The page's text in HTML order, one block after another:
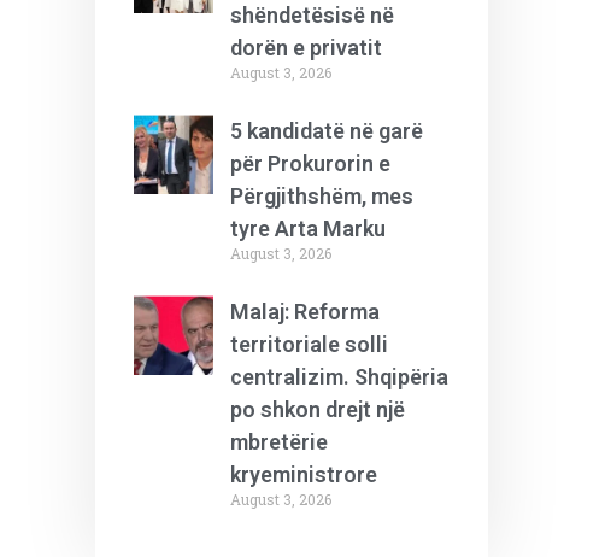
shëndetësisë në
dorën e privatit
August 3, 2026
5 kandidatë në garë
për Prokurorin e
Përgjithshëm, mes
tyre Arta Marku
August 3, 2026
Malaj: Reforma
territoriale solli
centralizim. Shqipëria
po shkon drejt një
mbretërie
kryeministrore
August 3, 2026